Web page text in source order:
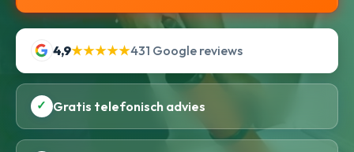
4,9★★★★★431 Google reviews
✓ Gratis telefonisch advies